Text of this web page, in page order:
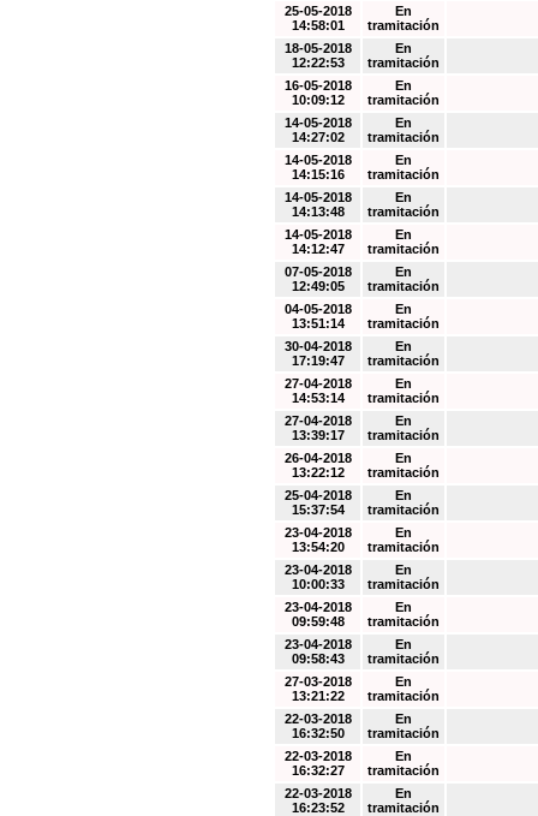
25-05-2018
14:58:01
En
tramitación
18-05-2018
12:22:53
En
tramitación
16-05-2018
10:09:12
En
tramitación
14-05-2018
14:27:02
En
tramitación
14-05-2018
14:15:16
En
tramitación
14-05-2018
14:13:48
En
tramitación
14-05-2018
14:12:47
En
tramitación
07-05-2018
12:49:05
En
tramitación
04-05-2018
13:51:14
En
tramitación
30-04-2018
17:19:47
En
tramitación
27-04-2018
14:53:14
En
tramitación
27-04-2018
13:39:17
En
tramitación
26-04-2018
13:22:12
En
tramitación
25-04-2018
15:37:54
En
tramitación
23-04-2018
13:54:20
En
tramitación
23-04-2018
10:00:33
En
tramitación
23-04-2018
09:59:48
En
tramitación
23-04-2018
09:58:43
En
tramitación
27-03-2018
13:21:22
En
tramitación
22-03-2018
16:32:50
En
tramitación
22-03-2018
16:32:27
En
tramitación
22-03-2018
16:23:52
En
tramitación